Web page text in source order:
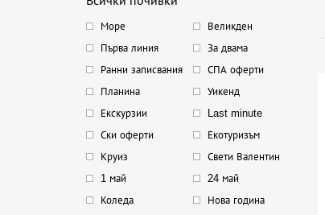
Море
Великден
Първа линия
За двама
Ранни записвания
СПА оферти
Планина
Уикенд
Екскурзии
Last minute
Ски оферти
Екотуризъм
Круиз
Свети Валентин
1 май
24 май
Коледа
Нова година